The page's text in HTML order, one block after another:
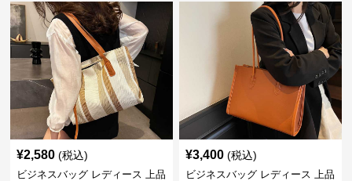
¥2,580 (税込)
ビジネスバッグ レディース 上品
¥3,400 (税込)
ビジネスバッグ レディース 上品